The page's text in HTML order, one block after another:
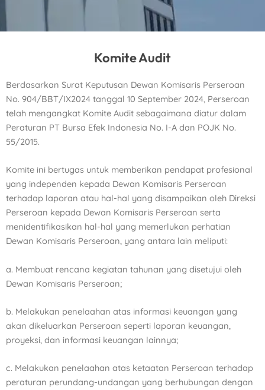
Komite Audit
Berdasarkan Surat Keputusan Dewan Komisaris Perseroan
No. 904/BBT/IX2024 tanggal 10 September 2024, Perseroan
telah mengangkat Komite Audit sebagaimana diatur dalam
Peraturan PT Bursa Efek Indonesia No. I-A dan POJK No.
55/2015.
Komite ini bertugas untuk memberikan pendapat profesional
yang independen kepada Dewan Komisaris Perseroan
terhadap laporan atau hal-hal yang disampaikan oleh Direksi
Perseroan kepada Dewan Komisaris Perseroan serta
menidentifikasikan hal-hal yang memerlukan perhatian
Dewan Komisaris Perseroan, yang antara lain meliputi:
a. Membuat rencana kegiatan tahunan yang disetujui oleh
Dewan Komisaris Perseroan;
b. Melakukan penelaahan atas informasi keuangan yang
akan dikeluarkan Perseroan seperti laporan keuangan,
proyeksi, dan informasi keuangan lainnya;
c. Melakukan penelaahan atas ketaatan Perseroan terhadap
peraturan perundang-undangan yang berhubungan dengan